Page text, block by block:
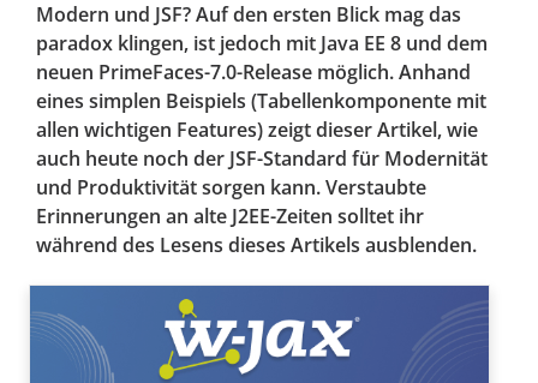
Modern und JSF? Auf den ersten Blick mag das
paradox klingen, ist jedoch mit Java EE 8 und dem
neuen PrimeFaces-7.0-Release möglich. Anhand
eines simplen Beispiels (Tabellenkomponente mit
allen wichtigen Features) zeigt dieser Artikel, wie
auch heute noch der JSF-Standard für Modernität
und Produktivität sorgen kann. Verstaubte
Erinnerungen an alte J2EE-Zeiten solltet ihr
während des Lesens dieses Artikels ausblenden.